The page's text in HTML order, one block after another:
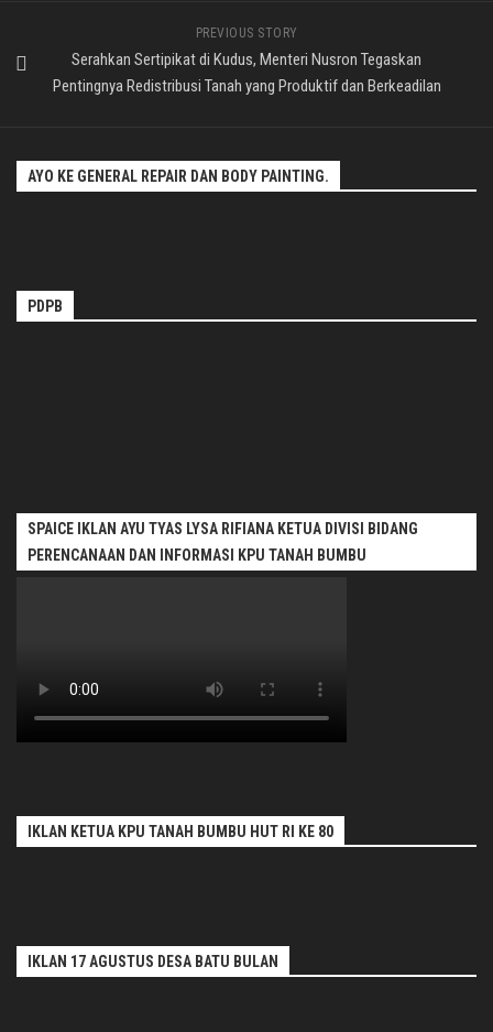
PREVIOUS STORY
Serahkan Sertipikat di Kudus, Menteri Nusron Tegaskan
Pentingnya Redistribusi Tanah yang Produktif dan Berkeadilan
AYO KE GENERAL REPAIR DAN BODY PAINTING.
PDPB
SPAICE IKLAN AYU TYAS LYSA RIFIANA KETUA DIVISI BIDANG
PERENCANAAN DAN INFORMASI KPU TANAH BUMBU
IKLAN KETUA KPU TANAH BUMBU HUT RI KE 80
IKLAN 17 AGUSTUS DESA BATU BULAN